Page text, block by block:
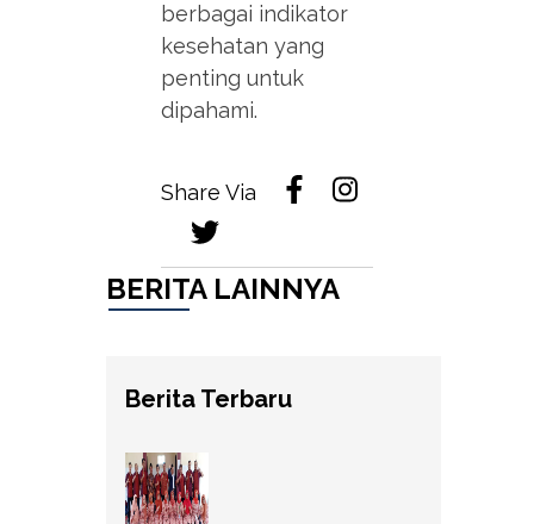
berbagai indikator
kesehatan yang
penting untuk
dipahami.
Share Via
BERITA LAINNYA
Berita Terbaru